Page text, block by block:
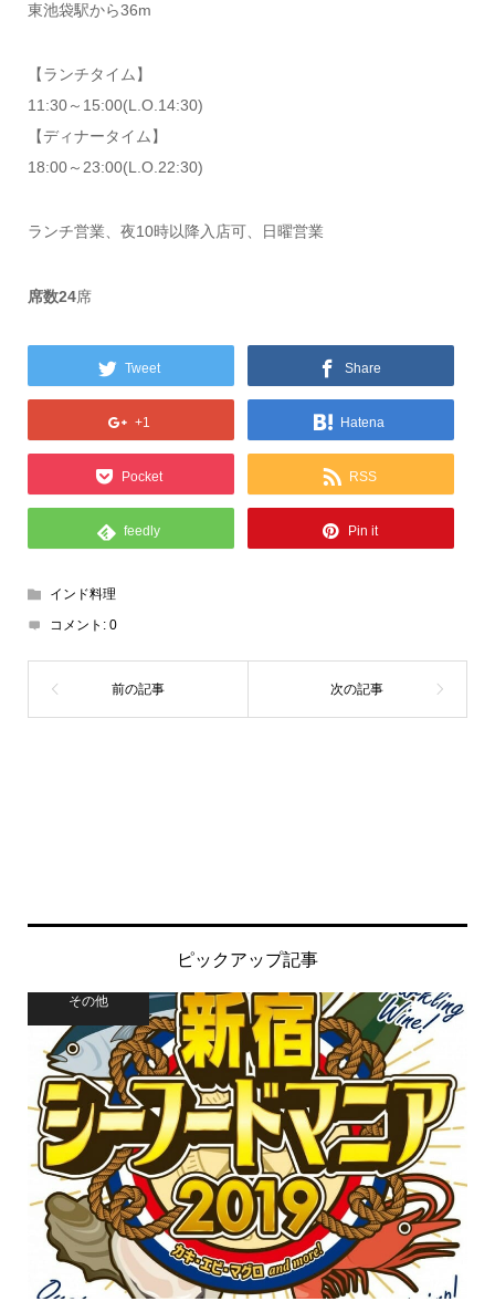
東池袋駅から36m
【ランチタイム】
11:30～15:00(L.O.14:30)
【ディナータイム】
18:00～23:00(L.O.22:30)
ランチ営業、夜10時以降入店可、日曜営業
席数24席
Tweet Share
+1 Hatena
Pocket RSS
feedly Pin it
インド料理
コメント: 0
ピックアップ記事
その他